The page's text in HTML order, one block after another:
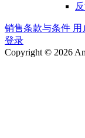
销售条款与条件 用
登录
Copyright © 2026